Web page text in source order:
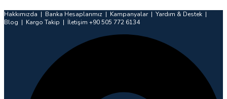
atla
Hakkımızda | Banka Hesaplarımız | Kampanyalar | Yardım & Destek |
Blog | Kargo Takip | İletişim +90 505 772 6134